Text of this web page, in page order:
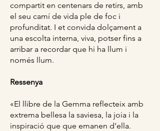
compartit en centenars de retirs, amb
el seu camí de vida ple de foc i
profunditat. I et convida dolçament a
una escolta interna, viva, potser fins a
arribar a recordar que hi ha llum i
només llum.
Ressenya
«El llibre de la Gemma reflecteix amb
extrema bellesa la saviesa, la joia i la
inspiració que que emanen d’ella.